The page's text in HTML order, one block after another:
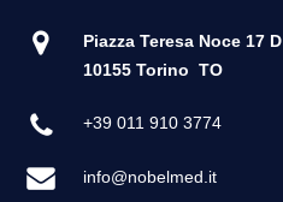
Piazza Teresa Noce 17 D
10155 Torino TO
+39 011 910 3774
info@nobelmed.it